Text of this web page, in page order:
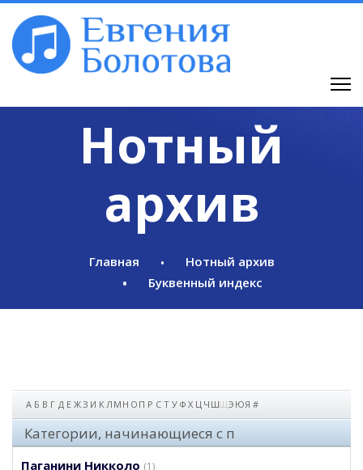
Нотный
архив
Главная
Нотный архив
Буквенный индекс
А Б В Г Д Е Ж З И К Л М Н О П Р С Т У Ф Х Ц Ч ШЩЭ ЮЯ #
Категории, начинающиеся с п
Паганини Никколо (1)